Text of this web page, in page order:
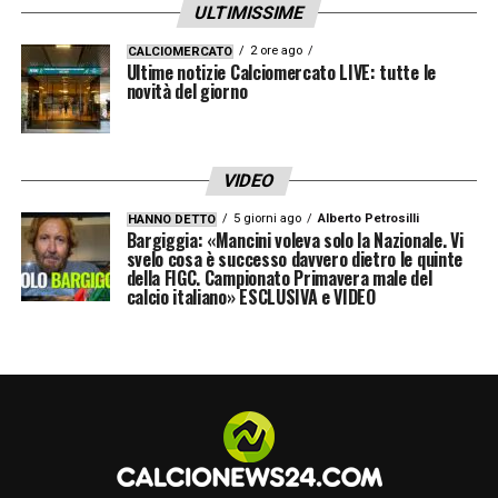
LA PLAYLIST DELLE NOSTRE TOP NEWS
ULTIMISSIME
CALCIOMERCATO 2 ore ago
Ultime notizie Calciomercato LIVE: tutte le
novità del giorno
VIDEO
HANNO DETTO 5 giorni ago Alberto Petrosilli
Bargiggia: «Mancini voleva solo la Nazionale. Vi
svelo cosa è successo davvero dietro le quinte
della FIGC. Campionato Primavera male del
calcio italiano» ESCLUSIVA e VIDEO